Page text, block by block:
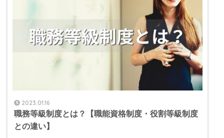
2023.01.16
職務等級制度とは？【職能資格制度・役割等級制度
との違い】